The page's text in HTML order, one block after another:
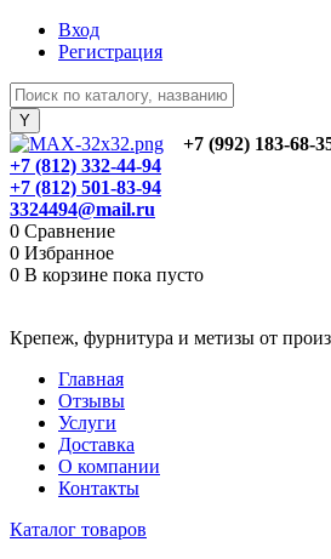
Вход
Регистрация
+7 (992) 183-68-
+7 (812) 332-44-94
+7 (812) 501-83-94
3324494@mail.ru
0 Сравнение
0 Избранное
0 В корзине пока пусто
Крепеж, фурнитура и метизы от
Главная
Отзывы
Услуги
Доставка
О компании
Контакты
Каталог товаров